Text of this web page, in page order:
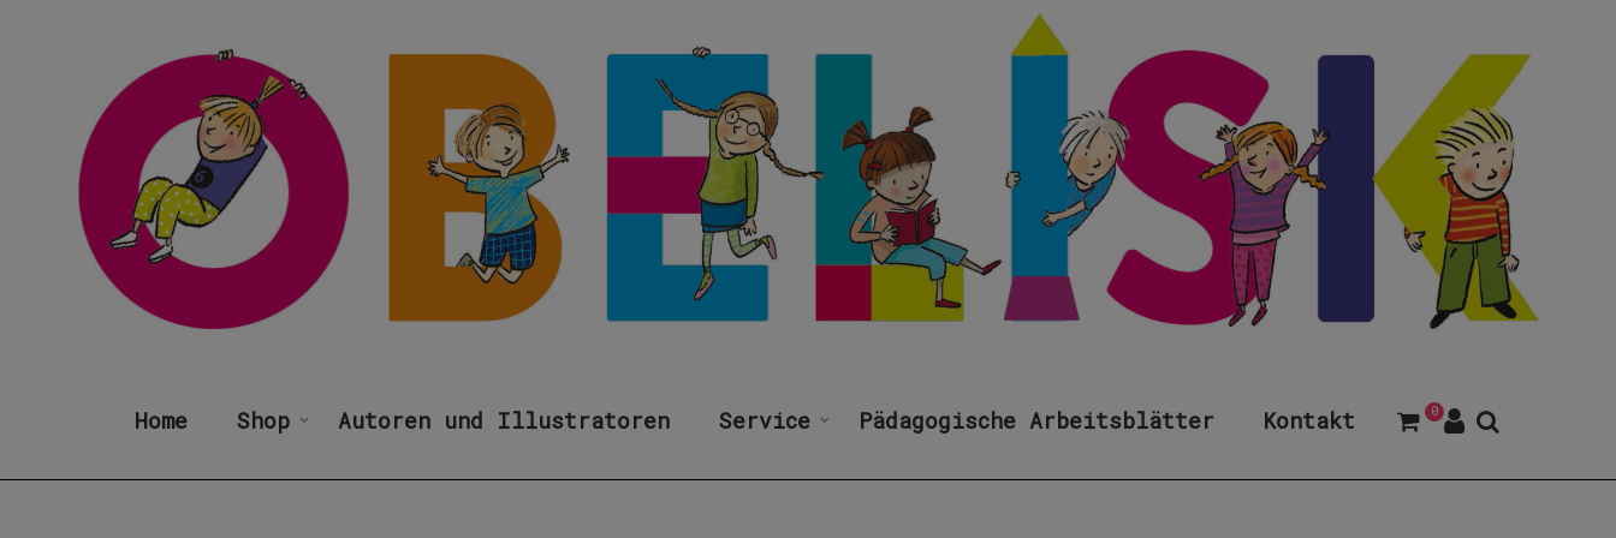
Home Shop Autoren und Illustratoren Service Pädagogische Arbeitsblätter Kontakt 0